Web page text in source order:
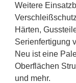
Weitere
Härten,
Serienfertigung
Neu ist eine
Oberflächen
und mehr.